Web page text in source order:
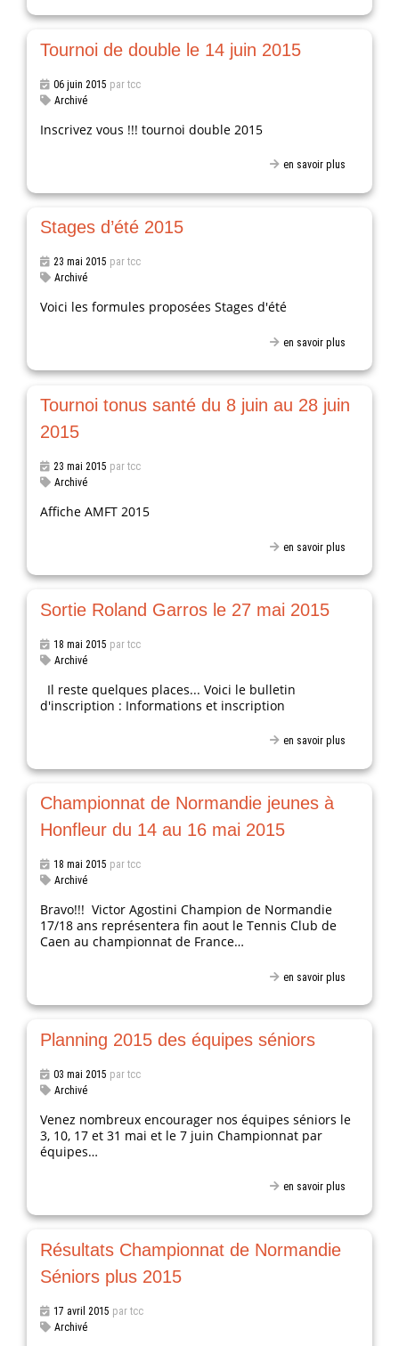
Tournoi de double le 14 juin 2015
06 juin 2015 par tcc
Archivé
Inscrivez vous !!! tournoi double 2015
en savoir plus
Stages d’été 2015
23 mai 2015 par tcc
Archivé
Voici les formules proposées Stages d'été
en savoir plus
Tournoi tonus santé du 8 juin au 28 juin
2015
23 mai 2015 par tcc
Archivé
Affiche AMFT 2015
en savoir plus
Sortie Roland Garros le 27 mai 2015
18 mai 2015 par tcc
Archivé
Il reste quelques places... Voici le bulletin
d'inscription : Informations et inscription
en savoir plus
Championnat de Normandie jeunes à
Honfleur du 14 au 16 mai 2015
18 mai 2015 par tcc
Archivé
Bravo!!! Victor Agostini Champion de Normandie
17/18 ans représentera fin aout le Tennis Club de
Caen au championnat de France…
en savoir plus
Planning 2015 des équipes séniors
03 mai 2015 par tcc
Archivé
Venez nombreux encourager nos équipes séniors le
3, 10, 17 et 31 mai et le 7 juin Championnat par
équipes…
en savoir plus
Résultats Championnat de Normandie
Séniors plus 2015
17 avril 2015 par tcc
Archivé